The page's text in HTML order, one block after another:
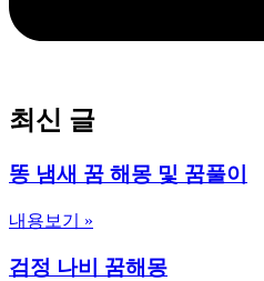
최신 글
똥 냄새 꿈 해몽 및 꿈풀이
내용보기 »
검정 나비 꿈해몽